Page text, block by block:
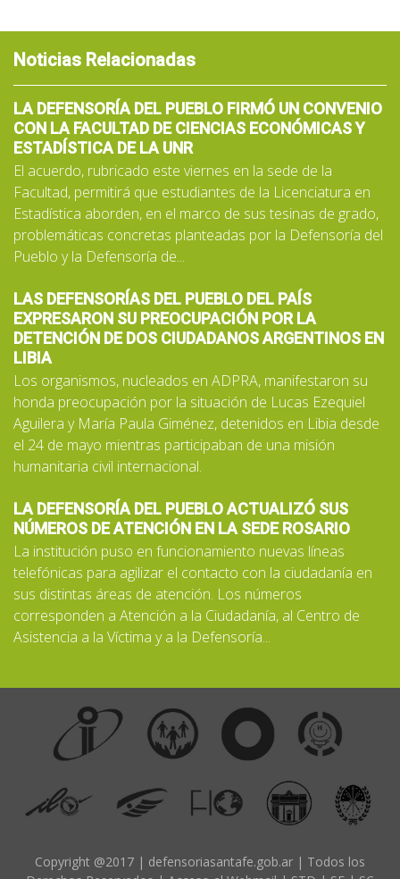
Noticias Relacionadas
LA DEFENSORÍA DEL PUEBLO FIRMÓ UN CONVENIO
CON LA FACULTAD DE CIENCIAS ECONÓMICAS Y
ESTADÍSTICA DE LA UNR
El acuerdo, rubricado este viernes en la sede de la
Facultad, permitirá que estudiantes de la Licenciatura en
Estadística aborden, en el marco de sus tesinas de grado,
problemáticas concretas planteadas por la Defensoría del
Pueblo y la Defensoría de...
LAS DEFENSORÍAS DEL PUEBLO DEL PAÍS
EXPRESARON SU PREOCUPACIÓN POR LA
DETENCIÓN DE DOS CIUDADANOS ARGENTINOS EN
LIBIA
Los organismos, nucleados en ADPRA, manifestaron su
honda preocupación por la situación de Lucas Ezequiel
Aguilera y María Paula Giménez, detenidos en Libia desde
el 24 de mayo mientras participaban de una misión
humanitaria civil internacional.
LA DEFENSORÍA DEL PUEBLO ACTUALIZÓ SUS
NÚMEROS DE ATENCIÓN EN LA SEDE ROSARIO
La institución puso en funcionamiento nuevas líneas
telefónicas para agilizar el contacto con la ciudadanía en
sus distintas áreas de atención. Los números
corresponden a Atención a la Ciudadanía, al Centro de
Asistencia a la Víctima y a la Defensoría...
Copyright @2017 | defensoriasantafe.gob.ar | Todos los